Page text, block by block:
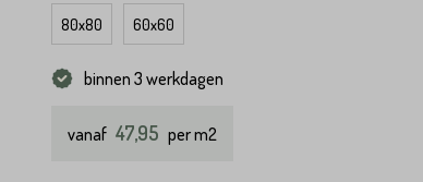
80x80 60x60
binnen 3 werkdagen
vanaf 47,95 per m2